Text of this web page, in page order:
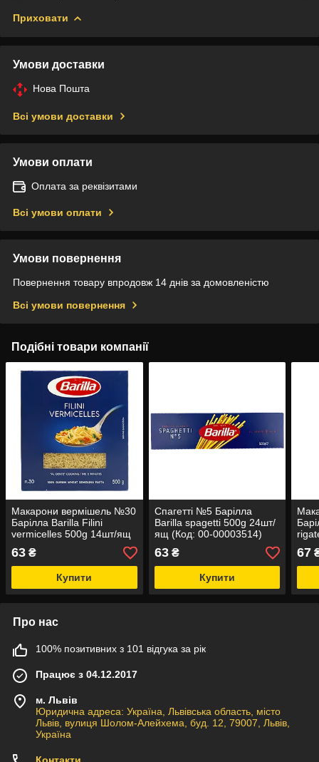
Приховати
Умови доставки
Нова Пошта
Всі умови доставки
Умови оплати
Оплата за реквізитами
Всі умови оплати
Умови повернення
Повернення товару впродовж 14 днів за домовленістю
Всі умови повернення
Подібні товари компанії
Макарони вермішель №30
Барілла Barilla Filini
vermicelles 500g 14шт/ящ
(Код: 00-00003588)
63 ₴
Купити
Спагетті №5 Барілла
Barilla spagetti 500g 24шт/
ящ (Код: 00-00003514)
63₴
Купити
00-
67
Про нас
100% позитивних з 101 відгука за рік
Працює з 04.12.2017
м. Львів
Юридична адреса: Україна, Львівська область, місто
Львів, вулиця Шолом-Алейхема, буд. 12, 79007, Львів,
Україна